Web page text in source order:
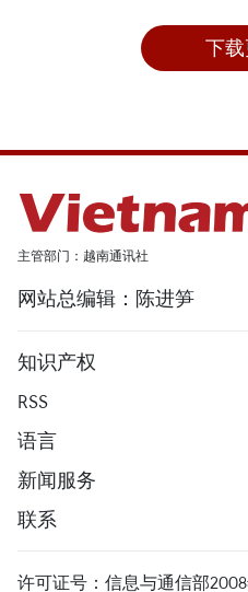
下
主管部门：越南通讯社
网站总编辑：陈进笋
知识产权
RSS
语言
新闻服务
联系
许可证号：信息与通信部2008